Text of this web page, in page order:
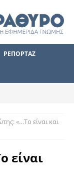
ΡΕΠΟΡΤΑΖ
«…Το είναι και
είναι